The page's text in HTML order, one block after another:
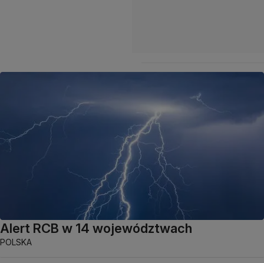
Alert RCB w 14 województwach
POLSKA